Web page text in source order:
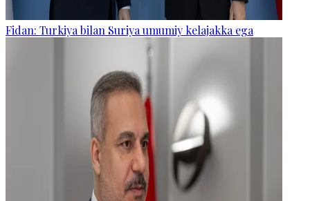
Fidan: Turkiya bilan Suriya umumiy kelajakka ega